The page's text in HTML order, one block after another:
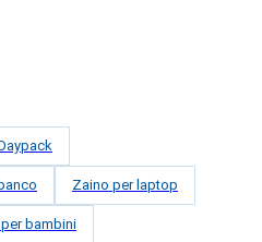
banco Zaino per laptop
bambini